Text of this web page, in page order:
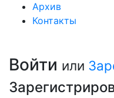
Архив
Контакты
Войти или